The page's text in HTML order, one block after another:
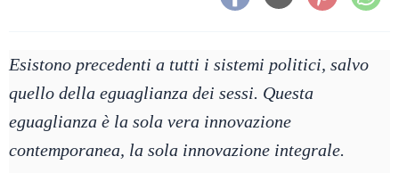
Esistono precedenti a tutti i sistemi politici, salvo
quello della eguaglianza dei sessi. Questa
eguaglianza è la sola vera innovazione
contemporanea, la sola innovazione integrale.